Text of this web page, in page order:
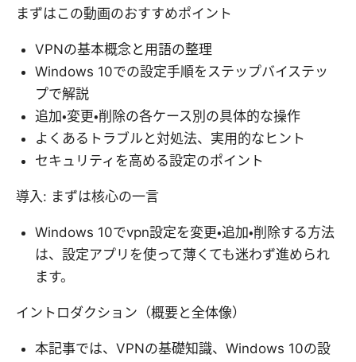
まずはこの動画のおすすめポイント
VPNの基本概念と用語の整理
Windows 10での設定手順をステップバイステッ
プで解説
追加・変更・削除の各ケース別の具体的な操作
よくあるトラブルと対処法、実用的なヒント
セキュリティを高める設定のポイント
導入: まずは核心の一言
Windows 10でvpn設定を変更・追加・削除する方法
は、設定アプリを使って薄くても迷わず進められ
ます。
イントロダクション（概要と全体像）
本記事では、VPNの基礎知識、Windows 10の設